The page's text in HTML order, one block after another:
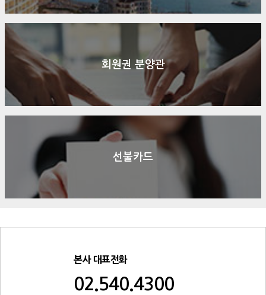
회원권 분양관
선불카드
본사 대표전화
02.540.4300